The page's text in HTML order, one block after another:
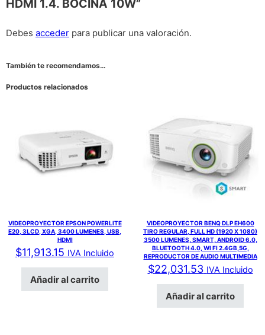
HDMI 1.4. BOCINA 10W”
Debes acceder para publicar una valoración.
También te recomendamos…
Productos relacionados
VIDEOPROYECTOR EPSON POWERLITE
E20, 3LCD, XGA, 3400 LUMENES, USB,
HDMI
$11,913.15 IVA Incluido
Añadir al carrito
VIDEOPROYECTOR BENQ DLP EH600
TIRO REGULAR, FULL HD (1920 X 1080)
3500 LUMENES, SMART, ANDROID 6.0,
BLUETOOTH 4.0, WI FI 2.4GB,5G,
REPRODUCTOR DE AUDIO MULTIMEDIA
$22,031.53 IVA Incluido
Añadir al carrito